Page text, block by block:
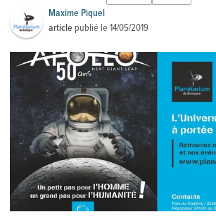
Maxime Piquel
article publié le14/05/2019